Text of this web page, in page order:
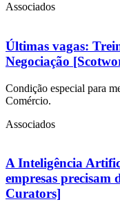
Associados
Últimas vagas:
Negociação
Condição especial para
Comércio.
Associados
A Inteligência
empresas precisam
Curators]